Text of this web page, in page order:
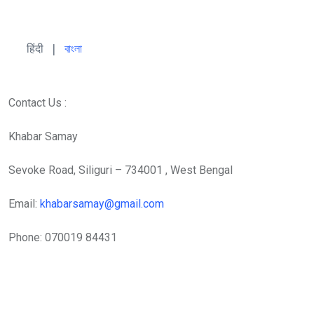
हिंदी | বাংলা
Contact Us :
Khabar Samay
Sevoke Road, Siliguri – 734001 , West Bengal
Email: khabarsamay@gmail.com
Phone: 070019 84431